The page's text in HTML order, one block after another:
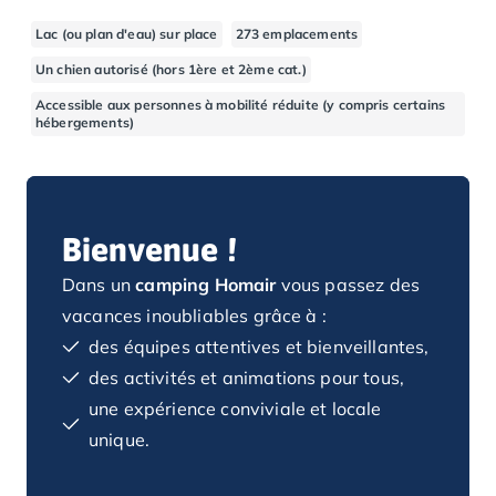
Camping Basse-Normandie
Camping Cabourg
Camping Caen
Camping Honfleur
Camping Ouistreham
Camping Mont Saint Michel
Camping Bretagne
Camping Côtes d'Armor
Camping Erquy
Camping Saint-Cast-le-Guildo
Camping Finistère
Camping Benodet
Camping Brest
Camping Carantec
Lac (ou plan d'eau) sur place 273 emplacements
Un chien autorisé (hors 1ère et 2ème cat.)
Accessible aux personnes à mobilité réduite (y compris certains
hébergements)
Bienvenue !
Dans uncamping Homairvous passez des
vacances inoubliables grâce à :
des équipes attentives et bienveillantes,
des activités et animations pour tous,
une expérience conviviale et locale
unique.